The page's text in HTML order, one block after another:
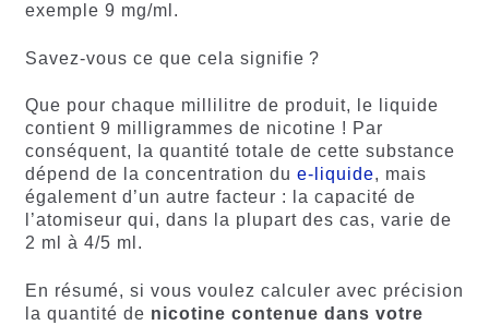
exemple 9 mg/ml.
Savez-vous ce que cela signifie ?
Que pour chaque millilitre de produit, le liquide
contient 9 milligrammes de nicotine ! Par
conséquent, la quantité totale de cette substance
dépend de la concentration du e-liquide, mais
également d’un autre facteur : la capacité de
l’atomiseur qui, dans la plupart des cas, varie de
2 ml à 4/5 ml.
En résumé, si vous voulez calculer avec précision
la quantité de nicotine contenue dans votre